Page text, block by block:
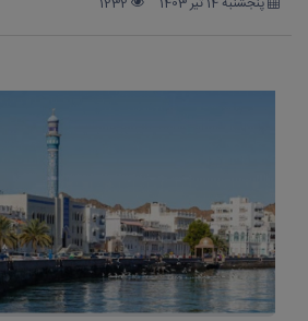
پنجشنبه 14 تیر 1403